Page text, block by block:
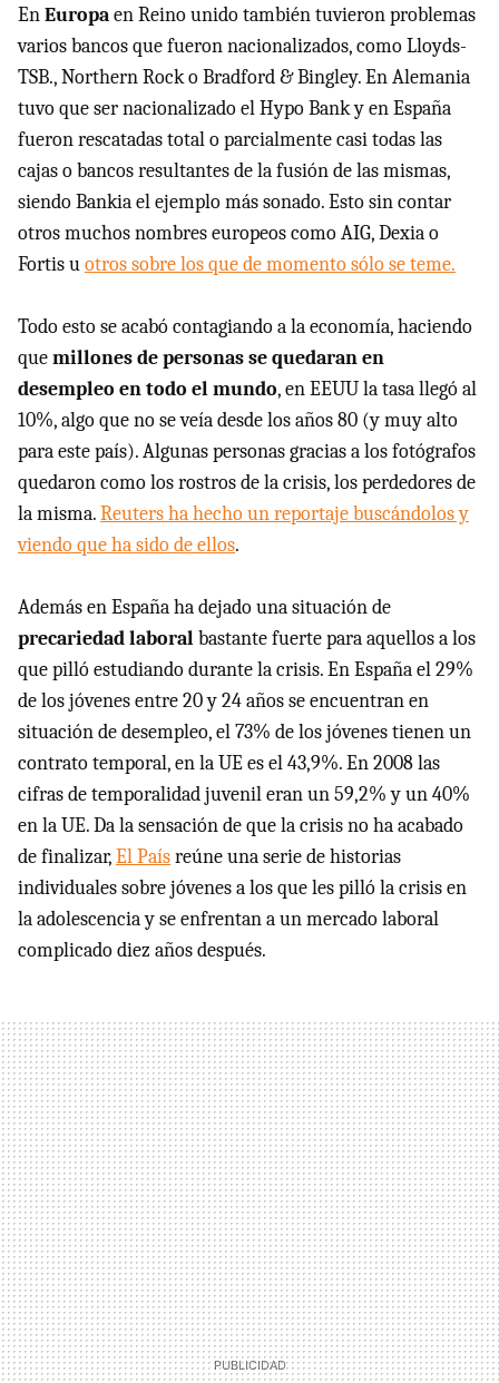
EnEuropaen Reino unido también tuvieron problemas
varios bancos que fueron nacionalizados, como Lloyds-
TSB., Northern Rock o Bradford & Bingley. En Alemania
tuvo que ser nacionalizado el Hypo Bank y en España
fueron rescatadas total o parcialmente casi todas las
cajas o bancos resultantes de la fusión de las mismas,
siendo Bankia el ejemplo más sonado. Esto sin contar
otros muchos nombres europeos como AIG, Dexia o
Fortis uotros sobre los que de momento sólo se teme.
Todo esto se acabó contagiando a la economía, haciendo
quemillones de personas se quedaran en
desempleo en todo el mundo, en EEUU la tasa llegó al
10%, algo que no se veía desde los años 80 (y muy alto
para este país). Algunas personas gracias a los fotógrafos
quedaron como los rostros de la crisis, los perdedores de
la misma.Reuters ha hecho un reportaje buscándolos y
viendo que ha sido de ellos.
Además en España ha dejado una situación de
precariedad laboralbastante fuerte para aquellos a los
que pilló estudiando durante la crisis. En España el 29%
de los jóvenes entre 20 y 24 años se encuentran en
situación de desempleo, el 73% de los jóvenes tienen un
contrato temporal, en la UE es el 43,9%. En 2008 las
cifras de temporalidad juvenil eran un 59,2% y un 40%
en la UE. Da la sensación de que la crisis no ha acabado
de finalizar,El Paísreúne una serie de historias
individuales sobre jóvenes a los que les pilló la crisis en
la adolescencia y se enfrentan a un mercado laboral
complicado diez años después.